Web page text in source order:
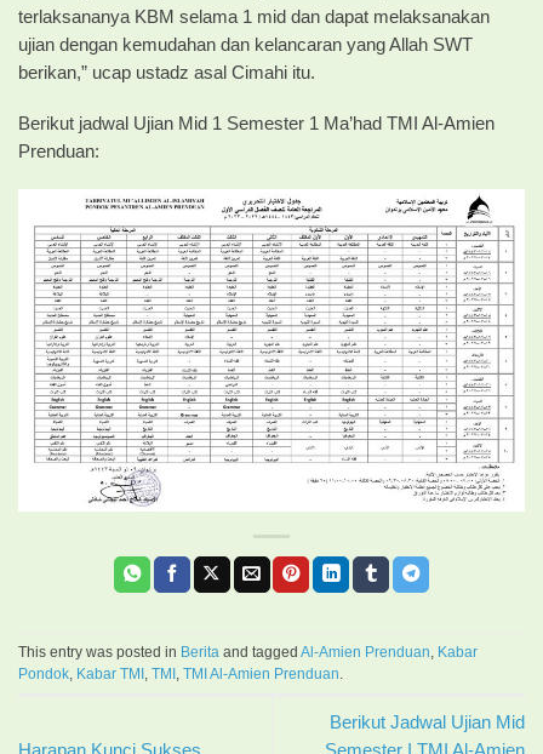
terlaksananya KBM selama 1 mid dan dapat melaksanakan
ujian dengan kemudahan dan kelancaran yang Allah SWT
berikan,” ucap ustadz asal Cimahi itu.
Berikut jadwal Ujian Mid 1 Semester 1 Ma’had TMI Al-Amien
Prenduan:
This entry was posted in Berita and tagged Al-Amien Prenduan
Kabar
Pondok
Kabar TMI TMI TMI Al-Amien Prenduan
Berikut Jadwal Ujian Mid